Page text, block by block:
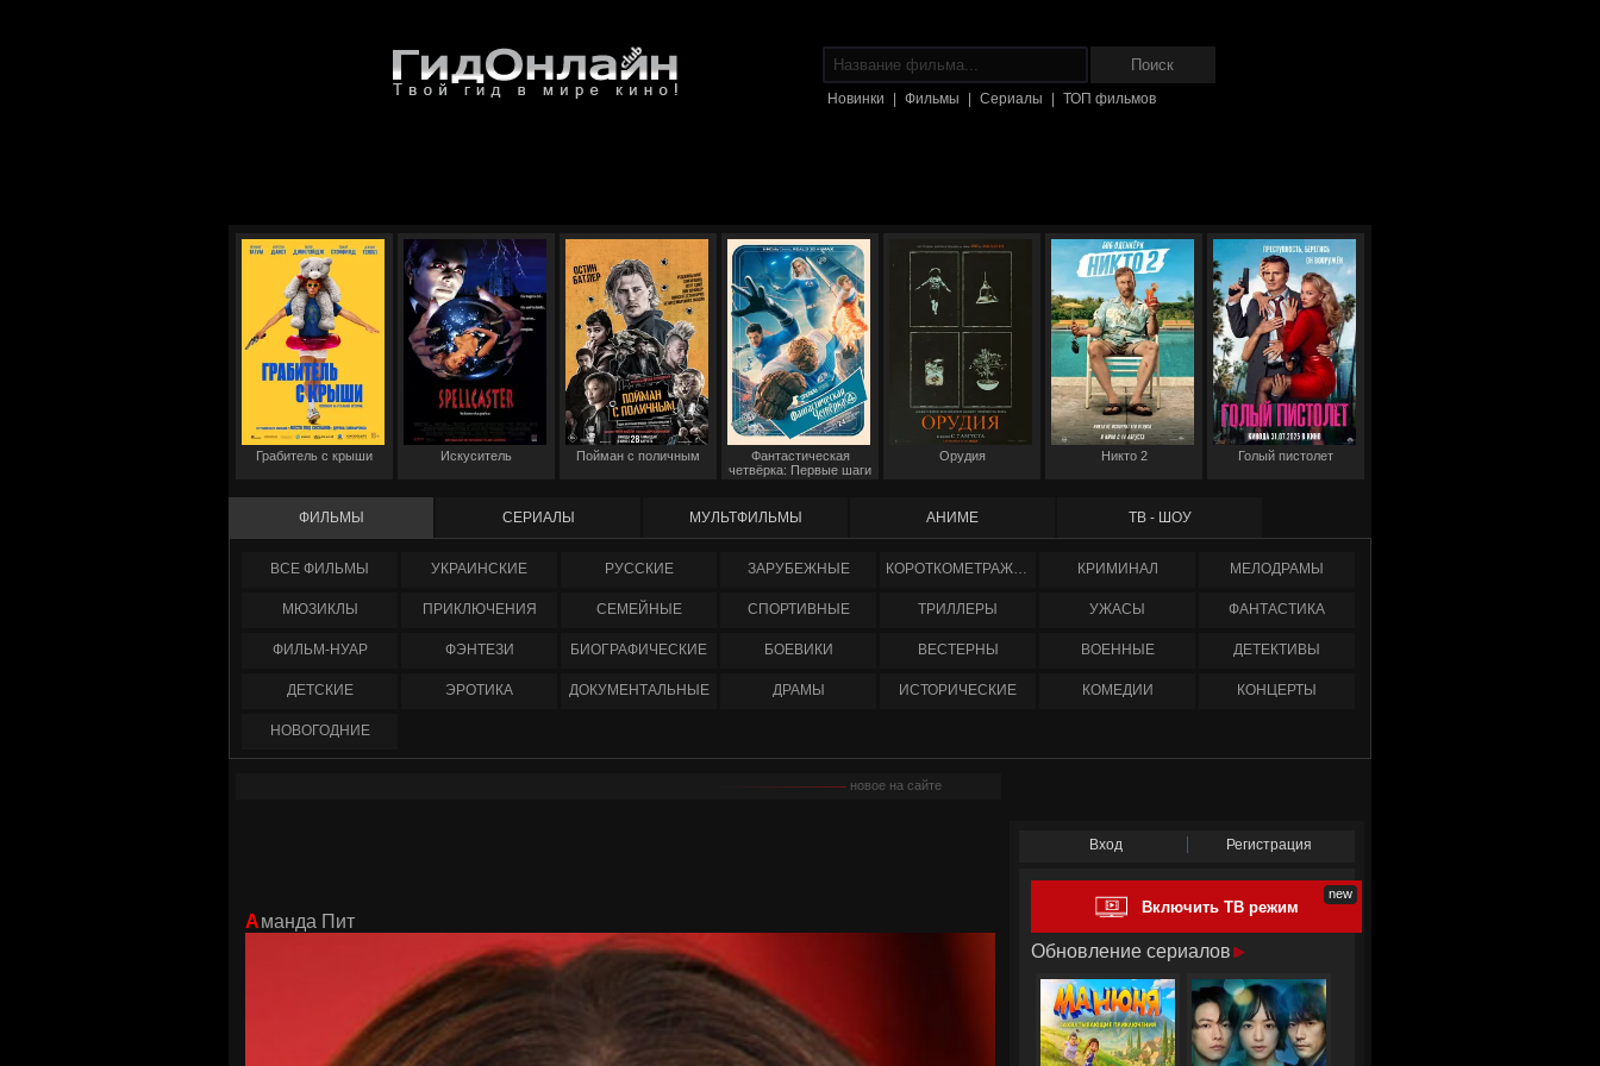
Новинки Фильмы Сериалы ТОП фильмов
Грабитель с крыши Искуситель Пойман с поличным
Фантастическая
четвёрка: Первые шаги
Орудия Никто 2 Голый пистолет
ФИЛЬМЫ СЕРИАЛЫ МУЛЬТФИЛЬМЫ АНИМЕ ТВ - ШОУ
ФИЛЬМЫ УКРАИНCКИЕ РУССКИЕ ЗАРУБЕЖНЫЕ КОРОТКОМЕТРАЖНЫЕ КРИМИНАЛ МЕЛОДРАМЫ
МЮЗИКЛЫ ПРИКЛЮЧЕНИЯ СЕМЕЙНЫЕ СПОРТИВНЫЕ ТРИЛЛЕРЫ УЖАСЫ ФАНТАСТИКА
ФИЛЬМ-НУАР ФЭНТЕЗИ БИОГРАФИЧЕСКИЕ БОЕВИКИ ВЕСТЕРНЫ ВОЕННЫЕ ДЕТЕКТИВЫ
ДЕТСКИЕ ЭРОТИКА ДОКУМЕНТАЛЬНЫЕ ДРАМЫ ИСТОРИЧЕСКИЕ КОМЕДИИ КОНЦЕРТЫ
НОВОГОДНИЕ
новое на сайте
Аманда Пит
Вход Регистрация
Включить ТВ режим
Обновление сериалов